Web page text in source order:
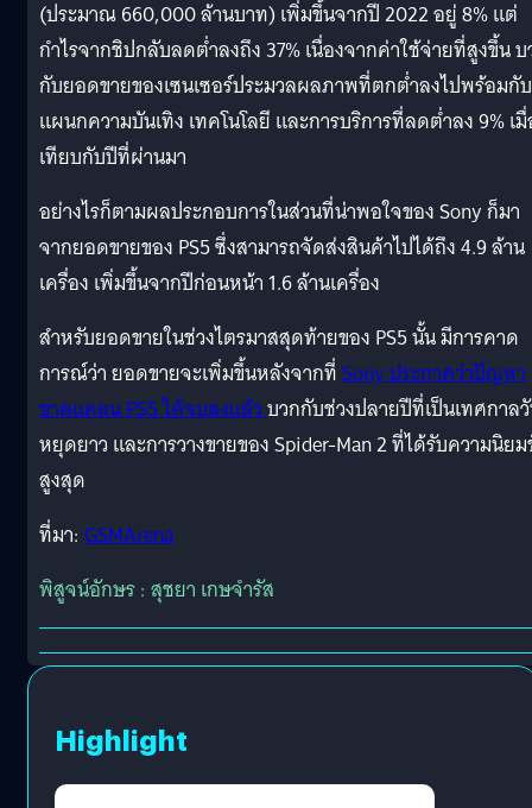
(ประมาณ 660,000 ล้านบาท) เพิ่มขึ้นจากปี 2022 อยู่ 8% แต่
กำไรจากชิปกลับลดต่ำลงถึง 37% เนื่องจากค่าใช้จ่ายที่สูงขึ้น
กับยอดขายของเซนเซอร์ประมวลผลภาพที่ตกต่ำลงไปพร้อมกับ
แผนกความบันเทิง เทคโนโลยี และการบริการที่ลดต่ำลง 9% เ
เทียบกับปีที่ผ่านมา
อย่างไรก็ตามผลประกอบการในส่วนที่น่าพอใจของ Sony ก็มา
จากยอดขายของ PS5 ซึ่งสามารถจัดส่งสินค้าไปได้ถึง 4.9 ล้าน
เครื่อง เพิ่มขึ้นจากปีก่อนหน้า 1.6 ล้านเครื่อง
สำหรับยอดขายในช่วงไตรมาสสุดท้ายของ PS5 นั้น มีการคาด
การณ์ว่า ยอดขายจะเพิ่มขึ้นหลังจากที่Sony ประกาศว่าปัญหา
ขาดแคลน PS5 ได้จบลงแล้วบวกกับช่วงปลายปีที่เป็นเทศกาล
หยุดยาว และการวางขายของ Spider-Man 2 ที่ได้รับความนิย
สูงสุด
ที่มา: GSMArena
พิสูจน์อักษร : สุชยา เกษจำรัส
Highlight